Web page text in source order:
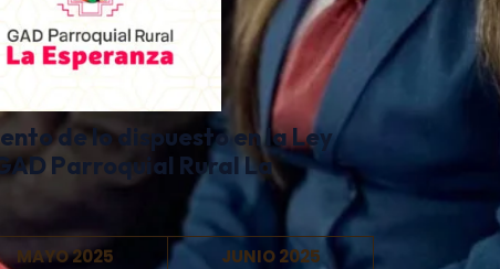
de lo dispuesto en la Ley
Parroquial Rural La
MAYO 2025 JUNIO 2025